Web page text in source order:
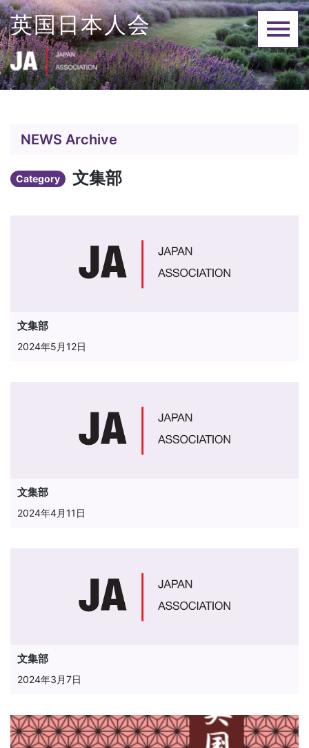
Skip
to
content
英国日本人会
NEWS Archive
Category 文集部
文集部
2024年5月12日
文集部
2024年4月11日
文集部
2024年3月7日